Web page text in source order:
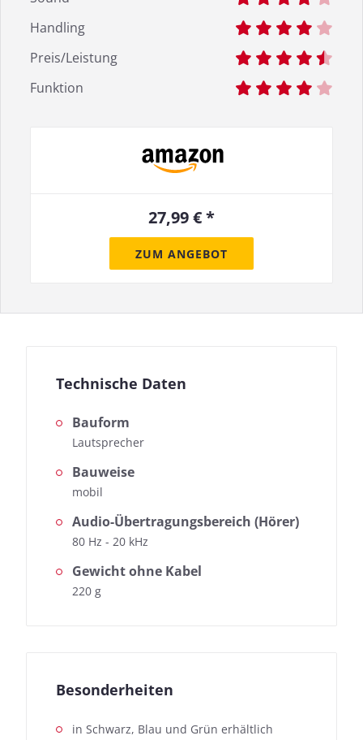
Handling
Preis/Leistung
Funktion
27,99 € *
ZUM ANGEBOT
Technische Daten
Bauform
Lautsprecher
Bauweise
mobil
Audio-Übertragungsbereich (Hörer)
80 Hz - 20 kHz
Gewicht ohne Kabel
220 g
Besonderheiten
in Schwarz, Blau und Grün erhältlich